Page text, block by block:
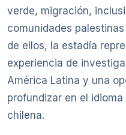
verde, migración,
comunidades
de ellos, la estadía
experiencia de
América Latina y una
profundizar en el
chilena.